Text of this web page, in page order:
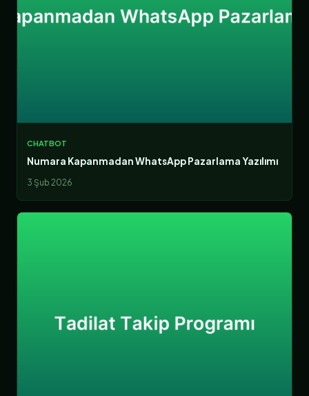
CHATBOT
Numara Kapanmadan WhatsApp Pazarlama Yazılımı
3 Şub 2026